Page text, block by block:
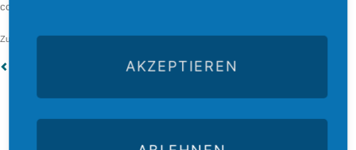
consequatur aut perferendis doloribus asperiores repellat.
Zuletzt aktualisiert am 8. Oktober 2019 von Clement-Sternberger.
AKZEPTIEREN